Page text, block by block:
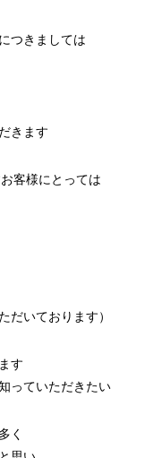
つきましては
きます
客様にとっては
だいております）
す
っていただきたい
く